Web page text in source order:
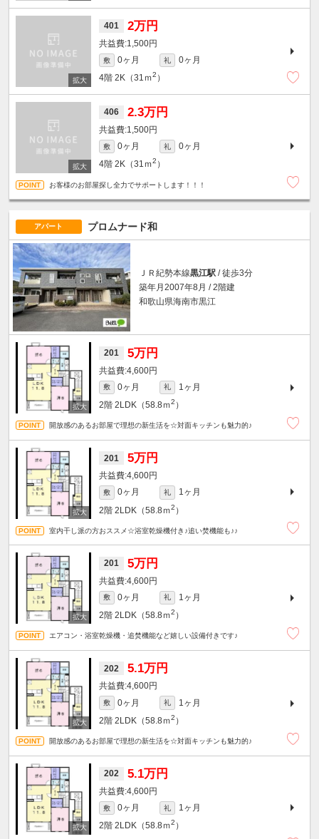
401 2万円
1,500円
敷 0ヶ月 礼
0ヶ月
4階 2K（31ｍ2 ）
406 2.3万円
1,500円
敷 0ヶ月 礼
0ヶ月
4階 2K（31ｍ2 ）
お客様のお部屋探し全力でサポートします！！！
アパート プロムナード和
ＪＲ紀勢本線黒江駅 / 徒歩3分
築年月2007年8月 / 2階建
和歌山県海南市黒江
201 5万円
4,600円
敷 0ヶ月 礼
1ヶ月
2階 2LDK（58.8ｍ2 ）
開放感のあるお部屋で理想の新生活を☆対面キッチンも魅力的♪
201 5万円
4,600円
敷 0ヶ月 礼
1ヶ月
2階 2LDK（58.8ｍ2 ）
室内干し派の方おススメ☆浴室乾燥機付き♪追い焚機能も♪♪
201 5万円
4,600円
敷 0ヶ月 礼
1ヶ月
2階 2LDK（58.8ｍ2 ）
エアコン・浴室乾燥機・追焚機能など嬉しい設備付きです♪
202 5.1万円
4,600円
敷 0ヶ月 礼
1ヶ月
2階 2LDK（58.8ｍ2 ）
開放感のあるお部屋で理想の新生活を☆対面キッチンも魅力的♪
202 5.1万円
4,600円
敷 0ヶ月 礼
1ヶ月
2階 2LDK（58.8ｍ2 ）